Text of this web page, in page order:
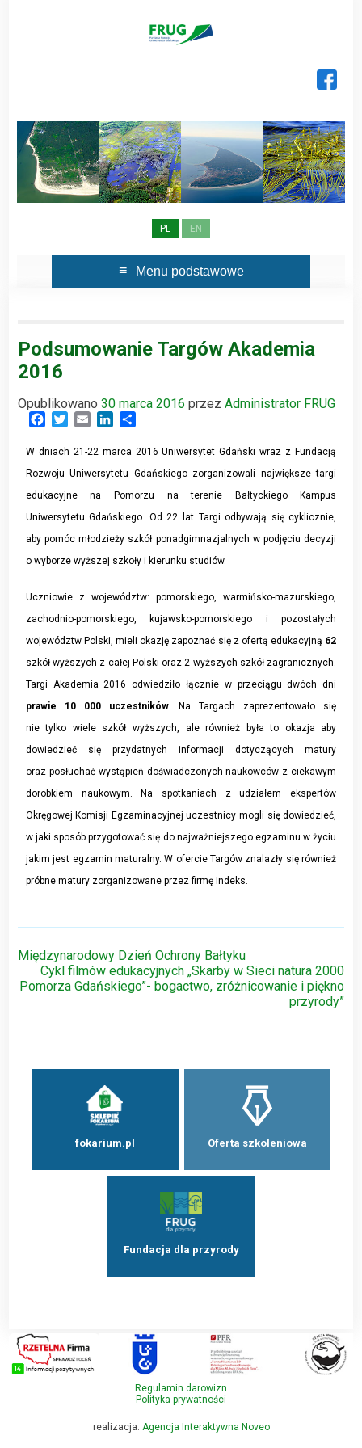
PL EN
Menu podstawowe
Podsumowanie Targów Akademia
2016
Opublikowano 30 marca 2016 przez Administrator FRUG
Facebook
TwitterEmail LinkedIn
W dniach 21-22 marca 2016 Uniwersytet Gdański wraz z Fundacją
Rozwoju Uniwersytetu Gdańskiego zorganizowali największe targi
edukacyjne na Pomorzu na terenie Bałtyckiego Kampus
Uniwersytetu Gdańskiego. Od 22 lat Targi odbywają się cyklicznie,
aby pomóc młodzieży szkół ponadgimnazjalnych w podjęciu decyzji
o wyborze wyższej szkoły i kierunku studiów.
Uczniowie z województw: pomorskiego, warmińsko-mazurskiego,
zachodnio-pomorskiego, kujawsko-pomorskiego i pozostałych
województw Polski, mieli okazję zapoznać się z ofertą edukacyjną 62
szkół wyższych z całej Polski oraz 2 wyższych szkół zagranicznych.
Targi Akademia 2016 odwiedziło łącznie w przeciągu dwóch dni
prawie 10 000 uczestników. Na Targach zaprezentowało się
nie tylko wiele szkół wyższych, ale również była to okazja aby
dowiedzieć się przydatnych informacji dotyczących matury
oraz posłuchać wystąpień doświadczonych naukowców z ciekawym
dorobkiem naukowym. Na spotkaniach z udziałem ekspertów
Okręgowej Komisji Egzaminacyjnej uczestnicy mogli się dowiedzieć,
w jaki sposób przygotować się do najważniejszego egzaminu w życiu
jakim jest egzamin maturalny. W ofercie Targów znalazły się również
próbne matury zorganizowane przez firmę Indeks.
Nawigacja
wpisu
Międzynarodowy Dzień Ochrony Bałtyku
Cykl filmów edukacyjnych „Skarby w Sieci natura 2000
Pomorza Gdańskiego”- bogactwo, zróżnicowanie i piękno
przyrody”
fokarium.pl Oferta szkoleniowa
Fundacja dla przyrody
Regulamin darowizn
Polityka prywatności
realizacja: Agencja Interaktywna Noveo